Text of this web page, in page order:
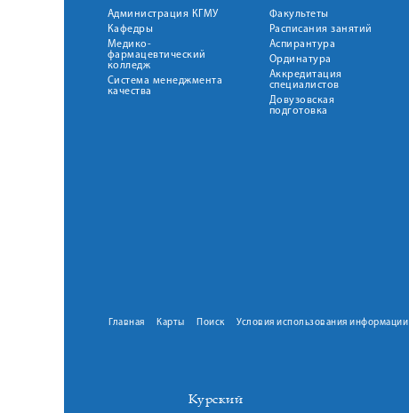
Администрация КГМУ
Кафедры
Медико-
фармацевтический
колледж
Система менеджмента
качества
Факультеты
Расписания занятий
Аспирантура
Ординатура
Аккредитация
специалистов
Довузовская
подготовка
Главная Карты Поиск Условия использования информации
Курский